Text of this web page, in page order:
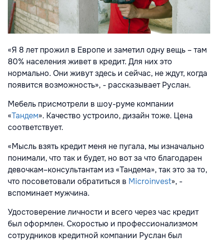
«Я 8 лет прожил в Европе и заметил одну вещь – там
80% населения живет в кредит. Для них это
нормально. Они живут здесь и сейчас, не ждут, когда
появится возможность», - рассказывает Руслан.
Мебель присмотрели в шоу-руме компании
«Тандем». Качество устроило, дизайн тоже. Цена
соответствует.
«Мысль взять кредит меня не пугала, мы изначально
понимали, что так и будет, но вот за что благодарен
девочкам–консультантам из «Тандема», так это за то,
что посоветовали обратиться в Microinvest», -
вспоминает мужчина.
Удостоверение личности и всего через час кредит
был оформлен. Скоростью и профессионализмом
сотрудников кредитной компании Руслан был